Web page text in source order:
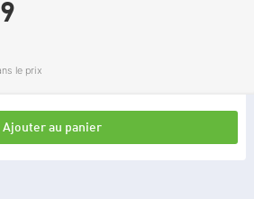
le prix
Ajouter au panier